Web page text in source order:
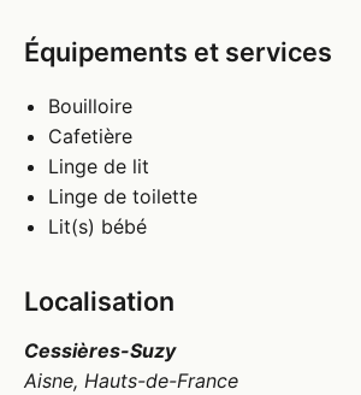
Équipements et services
Bouilloire
Cafetière
Linge de lit
Linge de toilette
Lit(s) bébé
Localisation
Cessières-Suzy
Aisne, Hauts-de-France